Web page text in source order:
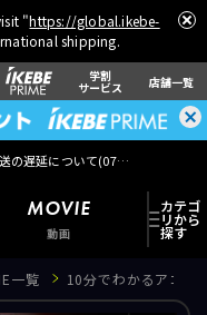
"https://global.ikebe-
shipping.
学割
サービス 店舗一覧
の遅延について(07月29日
MOVIE
動画
一覧 10分でわかるアコギ